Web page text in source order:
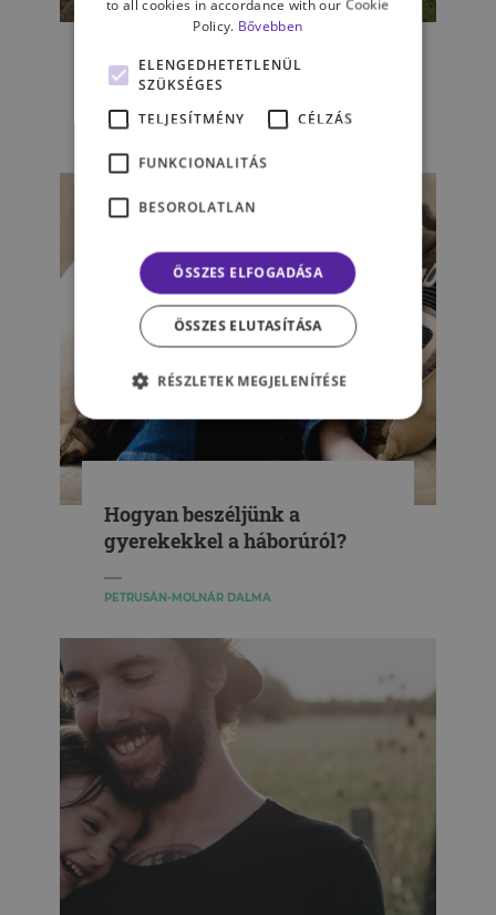
ÉLET & PSZICHOLÓGIA
szüleink árnyékában
PELLER NÓRA
Hogyan beszéljünk a
gyerekekkel a háborúról?
PETRUSÁN-MOLNÁR DALMA
to all cookies in accordance with our Cookie
Policy. Bővebben
ELENGEDHETETLENÜL
SZÜKSÉGES
TELJESÍTMÉNY
CÉLZÁS
FUNKCIONALITÁS
BESOROLATLAN
ÖSSZES ELFOGADÁSA
ÖSSZES ELUTASÍTÁSA
RÉSZLETEK MEGJELENÍTÉSE